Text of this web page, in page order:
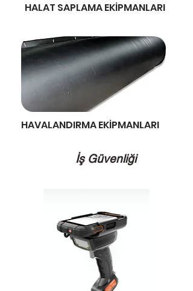
HALAT SAPLAMA EKİPMANLARI
HAVALANDIRMA EKİPMANLARI
İş Güvenliği